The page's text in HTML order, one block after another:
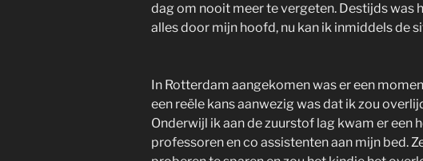
dag om nooit meer te vergeten. Destijds was
alles door mijn hoofd, nu kan ik inmiddels de
In Rotterdam aangekomen was er een
een reële kans aanwezig was dat ik zou
Onderwijl ik aan de zuurstof lag kwam er een
professoren en co assistenten aan mijn bed.